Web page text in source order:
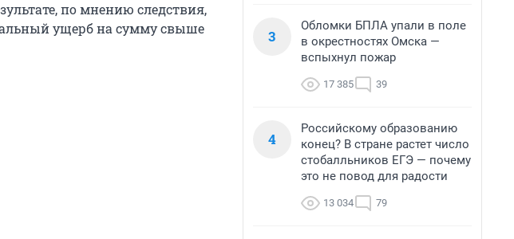
по мнению следствия,
ущерб на сумму свыше
3
Обломки БПЛА упали в поле
в окрестностях Омска —
вспыхнул пожар
17 385 39
4
Российскому образованию
конец? В стране растет число
стобалльников ЕГЭ — почему
это не повод для радости
13 034 79